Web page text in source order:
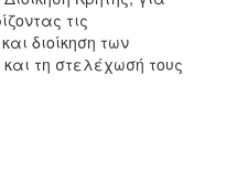
τις
διοίκηση των
τη στελέχωσή τους